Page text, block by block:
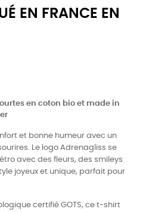
EN FRANCE EN
en coton bio et made in
et bonne humeur avec un
Le logo Adrenagliss se
avec des fleurs, des smileys
joyeux et unique, parfait pour
certifié GOTS, ce t-shirt